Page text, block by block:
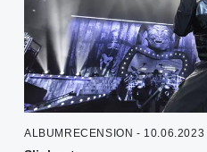
ALBUMRECENSION - 10.06.2023